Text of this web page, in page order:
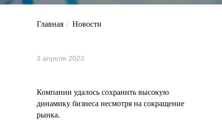
Главная / Новости
3 апреля 2023
Компании удалось сохранить высокую
динамику бизнеса несмотря на сокращение
рынка.